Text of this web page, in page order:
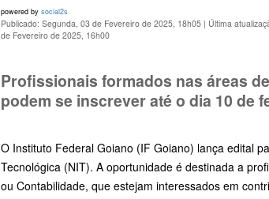
powered by social2s
Publicado: Segunda, 03 de Fevereiro de 2025, 18h05 | Última
de Fevereiro de 2025, 16h00
Profissionais formados nas áreas
podem se inscrever até o dia 10 de
O Instituto Federal Goiano (IF Goiano) lança edital
Tecnológica (NIT). A oportunidade é destinada a
ou Contabilidade, que estejam interessados em